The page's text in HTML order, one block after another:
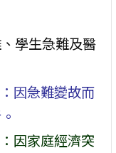
學生急難及醫
因急難變故而
因家庭經濟突